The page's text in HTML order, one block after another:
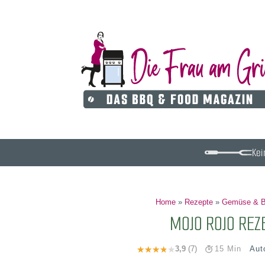
Home » Rezepte »Gemüse &
MOJO ROJO
3,9 (7) 15 Min